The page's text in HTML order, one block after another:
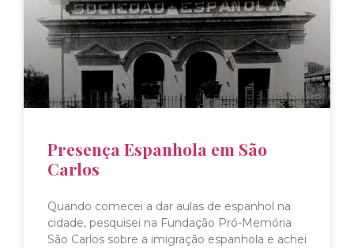
Presença Espanhola em São
Carlos
Quando comecei a dar aulas de espanhol na
cidade, pesquisei na Fundação Pró-Memória
São Carlos sobre a imigração espanhola e achei